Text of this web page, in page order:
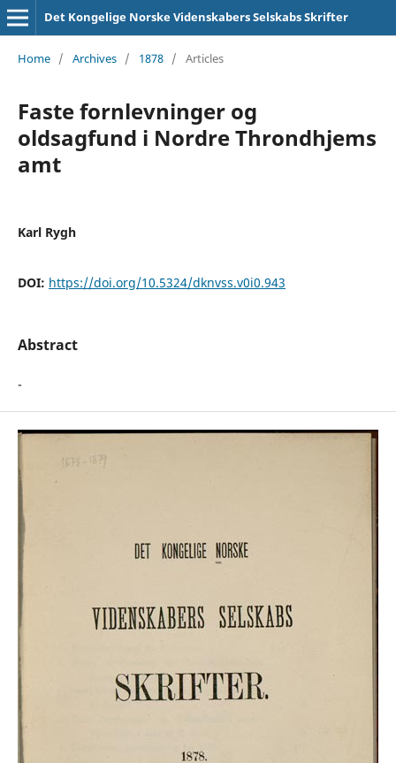
Det Kongelige Norske Videnskabers Selskabs Skrifter
Home / Archives / 1878 / Articles
Faste fornlevninger og
oldsagfund i Nordre Throndhjems
amt
Karl Rygh
DOI: https://doi.org/10.5324/dknvss.v0i0.943
Abstract
-